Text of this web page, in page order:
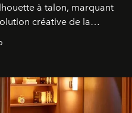
à talon, marquant
créative de la